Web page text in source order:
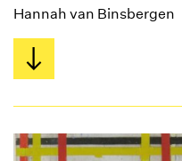
Hannah van Binsbergen